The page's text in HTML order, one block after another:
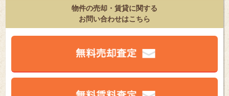
物件の売却・賃貸に関する
お問い合わせはこちら